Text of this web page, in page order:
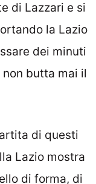
di Lazzari e si
la Lazio
dei minuti
butta mai il
di questi
Lazio mostra
di forma, di